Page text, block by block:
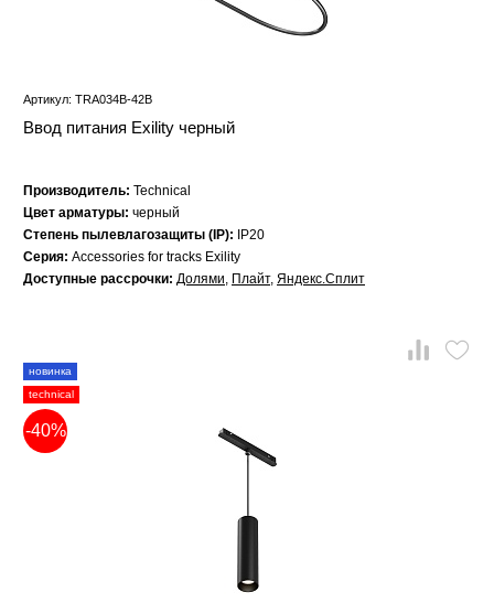
Артикул: TRA034B-42B
Ввод питания Exility черный
Производитель: Technical
Цвет арматуры: черный
Степень пылевлагозащиты (IP):
IP20
Серия: Accessories for tracks Exility
Доступные рассрочки: Долями, Плайт, Яндекс.Сплит
новинка
technical
-40%